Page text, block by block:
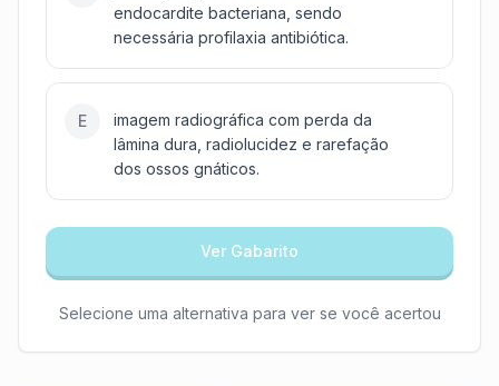
endocardite bacteriana, sendo
necessária profilaxia antibiótica.
E
imagem radiográfica com perda da
lâmina dura, radiolucidez e rarefação
dos ossos gnáticos.
Ver Gabarito
Selecione uma alternativa para ver se você acertou